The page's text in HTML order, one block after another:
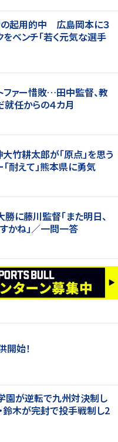
の起用的中 広島岡本に３
ベンチ「若く元気な選手
ファー惜敗…田中監督、教
任からの４カ月
大竹耕太郎が「原点」を思う
耐えて」熊本県に勇気
勝に藤川監督「また明日、
かね」／一問一答
開始！
園が逆転で九州対決制し
鈴木が完封で投手戦制し2